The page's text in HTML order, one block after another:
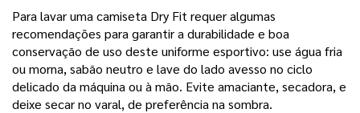
Para lavar uma camiseta Dry Fit requer algumas
recomendações para garantir a durabilidade e boa
conservação de uso deste uniforme esportivo: use água fria
ou morna, sabão neutro e lave do lado avesso no ciclo
delicado da máquina ou à mão. Evite amaciante, secadora, e
deixe secar no varal, de preferência na sombra.